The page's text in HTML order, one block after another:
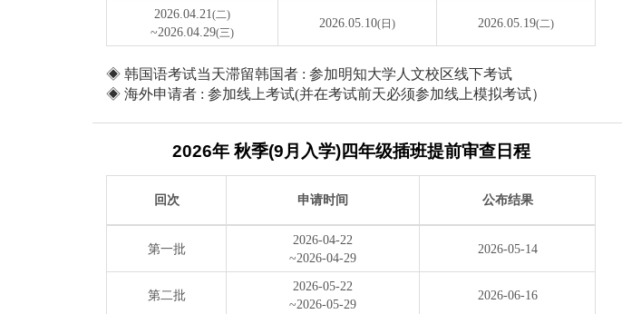
2026.04.21(二)
~2026.04.29(三)
2026.05.10(日) 2026.05.19(二)
◈ 韩国语考试当天滞留韩国者 : 参加明知大学人文校区线下考试
◈ 海外申请者 : 参加线上考试(并在考试前天必须参加线上模拟考试）
2026年 秋季(9月入学)四年级插班提前审查日程
回次 申请时间 公布结果
第一批
2026-04-22
~2026-04-29
2026-05-14
第二批
2026-05-22
~2026-05-29
2026-06-16